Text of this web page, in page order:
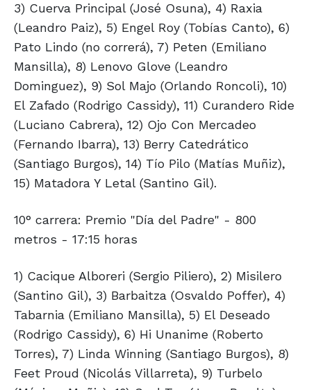
3) Cuerva Principal (José Osuna), 4) Raxia
(Leandro Paiz), 5) Engel Roy (Tobías Canto), 6)
Pato Lindo (no correrá), 7) Peten (Emiliano
Mansilla), 8) Lenovo Glove (Leandro
Dominguez), 9) Sol Majo (Orlando Roncoli), 10)
El Zafado (Rodrigo Cassidy), 11) Curandero Ride
(Luciano Cabrera), 12) Ojo Con Mercadeo
(Fernando Ibarra), 13) Berry Catedrático
(Santiago Burgos), 14) Tío Pilo (Matías Muñiz),
15) Matadora Y Letal (Santino Gil).
10° carrera: Premio "Día del Padre" - 800
metros - 17:15 horas
1) Cacique Alboreri (Sergio Piliero), 2) Misilero
(Santino Gil), 3) Barbaitza (Osvaldo Poffer), 4)
Tabarnia (Emiliano Mansilla), 5) El Deseado
(Rodrigo Cassidy), 6) Hi Unanime (Roberto
Torres), 7) Linda Winning (Santiago Burgos), 8)
Feet Proud (Nicolás Villarreta), 9) Turbelo